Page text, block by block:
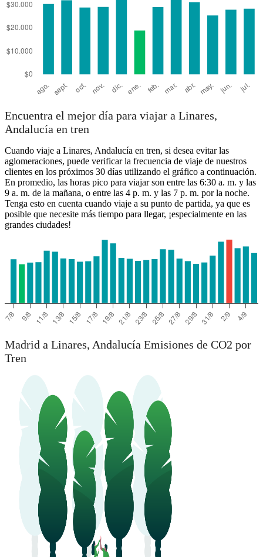
Encuentra el mejor día para viajar a Linares,
Andalucía en tren
Cuando viaje a Linares, Andalucía en tren, si desea evitar las
aglomeraciones, puede verificar la frecuencia de viaje de nuestros
clientes en los próximos 30 días utilizando el gráfico a continuación.
En promedio, las horas pico para viajar son entre las 6:30 a. m. y las
9 a. m. de la mañana, o entre las 4 p. m. y las 7 p. m. por la noche.
Tenga esto en cuenta cuando viaje a su punto de partida, ya que es
posible que necesite más tiempo para llegar, ¡especialmente en las
grandes ciudades!
Madrid a Linares, Andalucía Emisiones de CO2 por
Tren